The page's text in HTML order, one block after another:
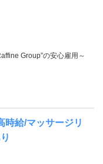
Group”の安心雇用～
時給/マッサージリ